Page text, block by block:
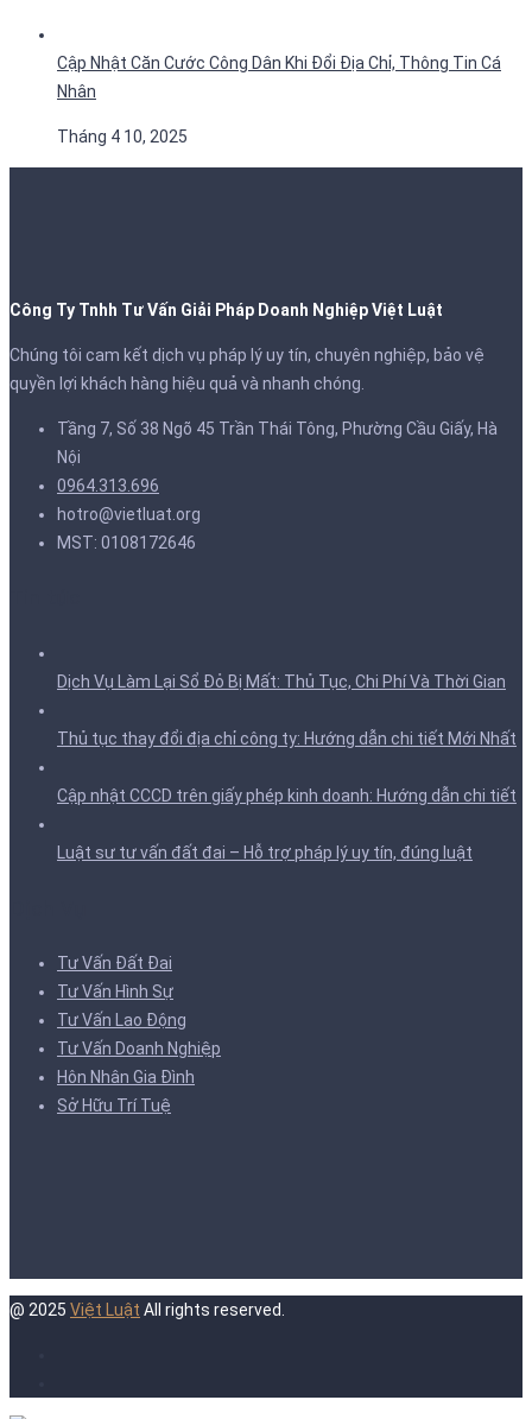
Cập Nhật Căn Cước Công Dân Khi Đổi Địa Chỉ, Thông Tin Cá
Nhân
Tháng 4 10, 2025
Công Ty Tnhh Tư Vấn Giải Pháp Doanh Nghiệp Việt Luật
Chúng tôi cam kết dịch vụ pháp lý uy tín, chuyên nghiệp, bảo vệ
quyền lợi khách hàng hiệu quả và nhanh chóng.
Tầng 7, Số 38 Ngõ 45 Trần Thái Tông, Phường Cầu Giấy, Hà
Nội
0964.313.696
hotro@vietluat.org
MST: 0108172646
Dịch Vụ Làm Lại Sổ Đỏ Bị Mất: Thủ Tục, Chi Phí Và Thời Gian
Thủ tục thay đổi địa chỉ công ty: Hướng dẫn chi tiết Mới Nhất
Cập nhật CCCD trên giấy phép kinh doanh: Hướng dẫn chi tiết
Luật sư tư vấn đất đai – Hỗ trợ pháp lý uy tín, đúng luật
Tư Vấn Đất Đai
Tư Vấn Hình Sự
Tư Vấn Lao Động
Tư Vấn Doanh Nghiệp
Hôn Nhân Gia Đình
Sở Hữu Trí Tuệ
@ 2025 Việt Luật All rights reserved.